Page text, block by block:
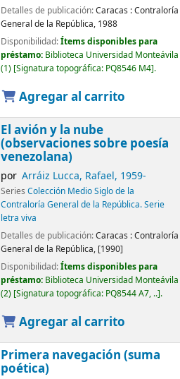
Detalles de publicación:Caracas :Contraloría
General de la República, 1988
Disponibilidad:Ítems disponibles para
préstamo: Biblioteca Universidad Monteávila
(1) Signatura topográfica: PQ8546 M4 .
Agregar al carrito
El avión y la nube
(observaciones sobre poesía
venezolana)
por Arráiz Lucca, Rafael, 1959-
Series Colección Medio Siglo de la
Contraloría General de la República. Serie
letra viva
Detalles de publicación:Caracas :Contraloría
General de la República, [1990]
Disponibilidad:Ítems disponibles para
préstamo: Biblioteca Universidad Monteávila
(2) Signatura topográfica: PQ8544 A7, .. .
Agregar al carrito
Primera navegación (suma
poética)